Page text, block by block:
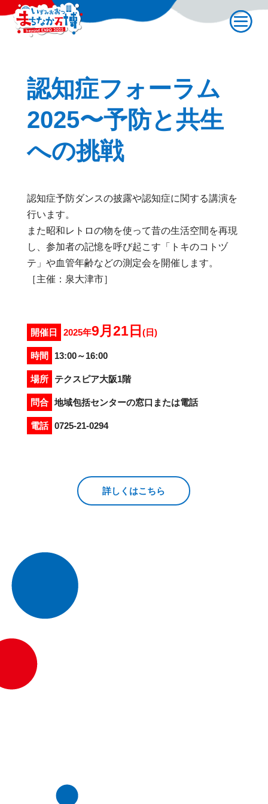
認知症フォーラム
2025〜予防と共生
への挑戦
認知症予防ダンスの披露や認知症に関する講演を
行います。
また昭和レトロの物を使って昔の生活空間を再現
し、参加者の記憶を呼び起こす「トキのコトヅ
テ」や血管年齢などの測定会を開催します。
［主催：泉大津市］
開催日 2025年9月21日 (日)
時間 13:00～16:00
場所 テクスピア大阪1階
問合 地域包括センターの窓口または電話
電話 0725-21-0294
詳しくはこちら